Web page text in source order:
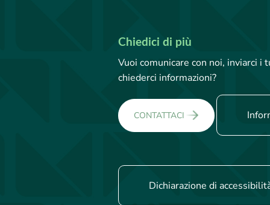
Chiedici di più
Vuoi comunicare con noi, inviarci
chiederci informazioni?
CONTATTACI
Dichiarazione di